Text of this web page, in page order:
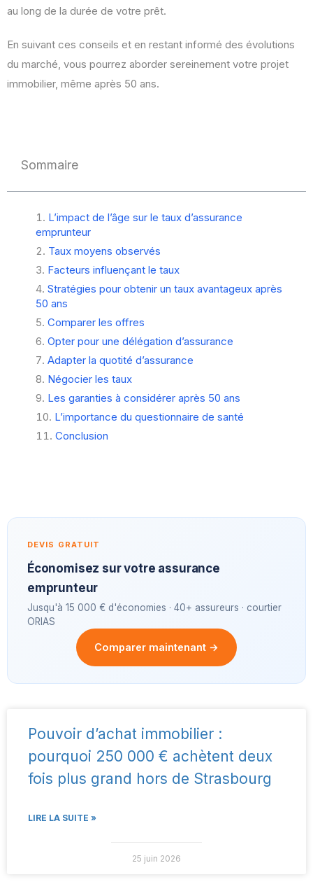
au long de la durée de votre prêt.
En suivant ces conseils et en restant informé des évolutions
du marché, vous pourrez aborder sereinement votre projet
immobilier, même après 50 ans.
Sommaire
L’impact de l’âge sur le taux d’assurance
emprunteur
Taux moyens observés
Facteurs influençant le taux
Stratégies pour obtenir un taux avantageux après
50 ans
Comparer les offres
Opter pour une délégation d’assurance
Adapter la quotité d’assurance
Négocier les taux
Les garanties à considérer après 50 ans
L’importance du questionnaire de santé
Conclusion
DEVIS GRATUIT
Économisez sur votre assurance
emprunteur
Jusqu'à 15 000 € d'économies · 40+ assureurs · courtier
ORIAS
Comparer maintenant →
Pouvoir d’achat immobilier :
pourquoi 250 000 € achètent deux
fois plus grand hors de Strasbourg
LIRE LA SUITE »
25 juin 2026